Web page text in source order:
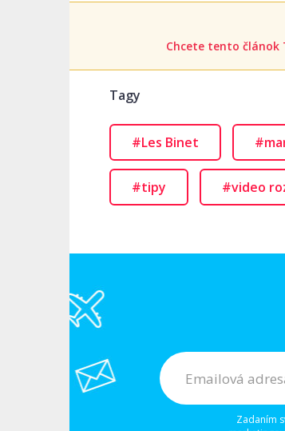
Chcete tento článok
Tagy
#Les Binet
#tipy #video
Zadaním